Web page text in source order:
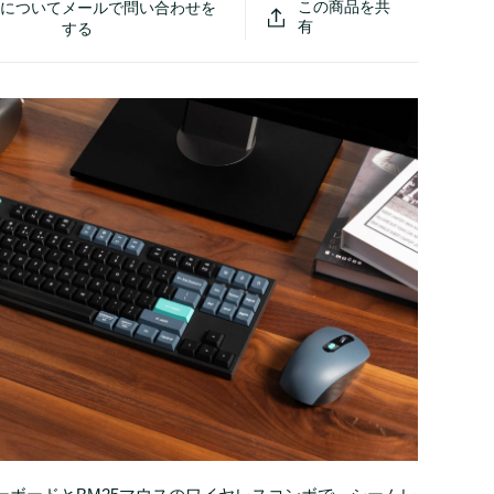
ついてメールで問い合わせを
する
この商品を共
有